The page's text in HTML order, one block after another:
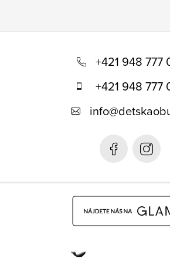
+421 948 777
+421 948 777
info@